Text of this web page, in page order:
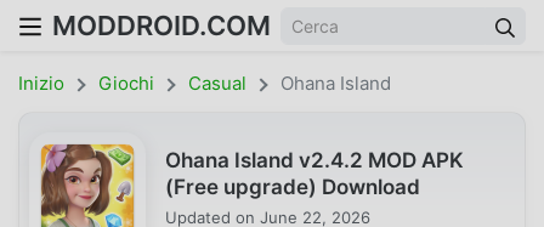
MODDROID.COM
Inizio Giochi Casual Ohana Island
Ohana Island v2.4.2 MOD APK
(Free upgrade) Download
Updated on June 22, 2026